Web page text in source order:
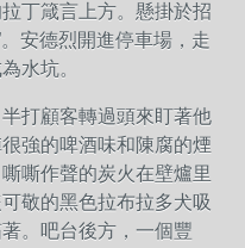
丁箴言上方。懸掛於招
安德烈開進停車場，走
水坑。
打顧客轉過頭來盯著他
強的啤酒味和陳腐的煙
嘶作聲的炭火在壁爐里
敬的黑色拉布拉多犬吸
。吧台後方，一個豐